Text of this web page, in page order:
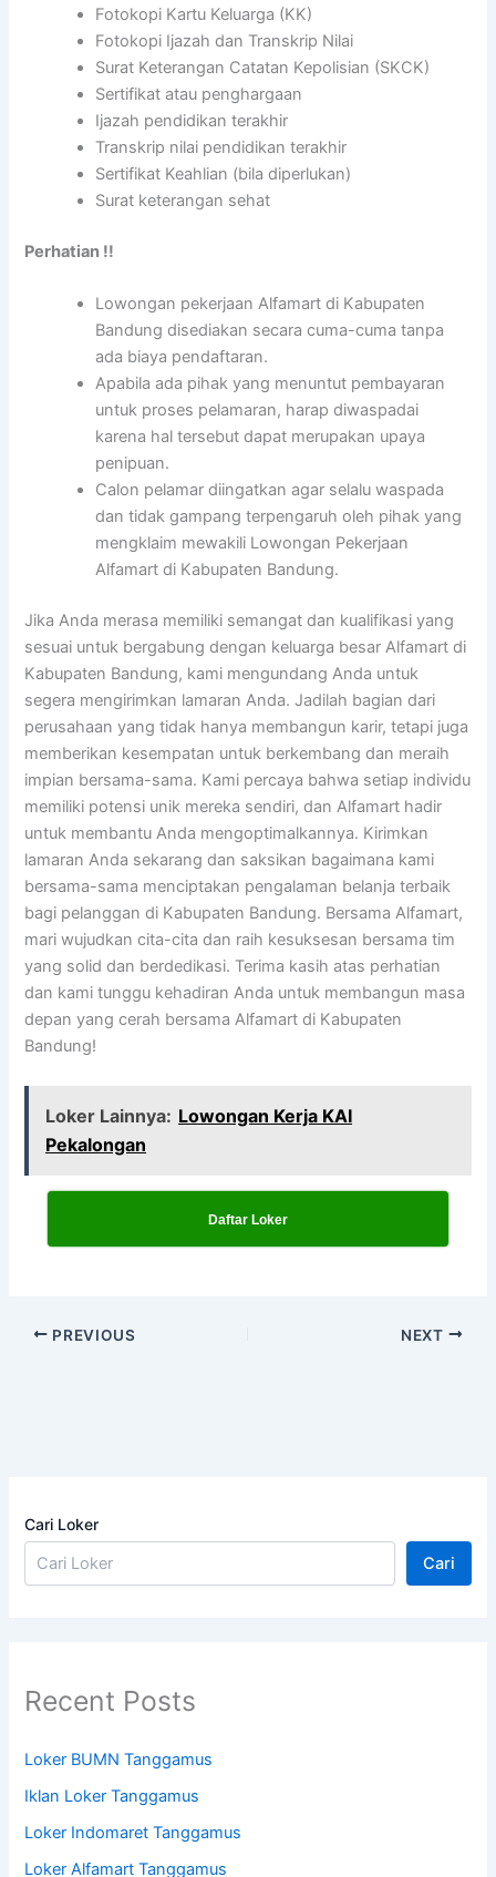
Fotokopi Kartu Keluarga (KK)
Fotokopi Ijazah dan Transkrip Nilai
Surat Keterangan Catatan Kepolisian (SKCK)
Sertifikat atau penghargaan
Ijazah pendidikan terakhir
Transkrip nilai pendidikan terakhir
Sertifikat Keahlian (bila diperlukan)
Surat keterangan sehat
Perhatian !!
Lowongan pekerjaan Alfamart di Kabupaten
Bandung disediakan secara cuma-cuma tanpa
ada biaya pendaftaran.
Apabila ada pihak yang menuntut pembayaran
untuk proses pelamaran, harap diwaspadai
karena hal tersebut dapat merupakan upaya
penipuan.
Calon pelamar diingatkan agar selalu waspada
dan tidak gampang terpengaruh oleh pihak yang
mengklaim mewakili Lowongan Pekerjaan
Alfamart di Kabupaten Bandung.
Jika Anda merasa memiliki semangat dan kualifikasi yang
sesuai untuk bergabung dengan keluarga besar Alfamart di
Kabupaten Bandung, kami mengundang Anda untuk
segera mengirimkan lamaran Anda. Jadilah bagian dari
perusahaan yang tidak hanya membangun karir, tetapi juga
memberikan kesempatan untuk berkembang dan meraih
impian bersama-sama. Kami percaya bahwa setiap individu
memiliki potensi unik mereka sendiri, dan Alfamart hadir
untuk membantu Anda mengoptimalkannya. Kirimkan
lamaran Anda sekarang dan saksikan bagaimana kami
bersama-sama menciptakan pengalaman belanja terbaik
bagi pelanggan di Kabupaten Bandung. Bersama Alfamart,
mari wujudkan cita-cita dan raih kesuksesan bersama tim
yang solid dan berdedikasi. Terima kasih atas perhatian
dan kami tunggu kehadiran Anda untuk membangun masa
depan yang cerah bersama Alfamart di Kabupaten
Bandung!
Loker Lainnya: Lowongan Kerja KAI
Pekalongan
Daftar Loker
PREVIOUS NEXT
Cari Loker
Cari
Recent Posts
Loker BUMN Tanggamus
Iklan Loker Tanggamus
Loker Indomaret Tanggamus
Loker Alfamart Tanggamus